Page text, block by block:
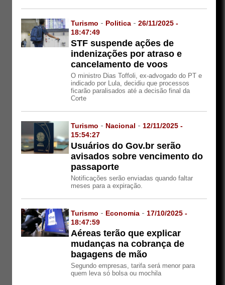
Turismo - Politica -26/11/2025 -
18:47:49
STF suspende ações de
indenizações por atraso e
cancelamento de voos
O ministro Dias Toffoli, ex-advogado do PT e
indicado por Lula, decidiu que processos
ficarão paralisados até a decisão final da
Corte
Turismo - Nacional - 12/11/2025 -
15:54:27
Usuários do Gov.br serão
avisados sobre vencimento do
passaporte
Notificações serão enviadas quando faltar
meses para a expiração.
Turismo - Economia - 17/10/2025 -
18:47:59
Aéreas terão que explicar
mudanças na cobrança de
bagagens de mão
Segundo empresas, tarifa será menor para
quem leva só bolsa ou mochila